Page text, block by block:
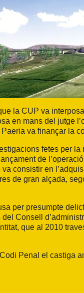
la CUP va
en mans del jutge
va finançar la
fetes per la
de
consistir en
de gran alçada,
per presumpte
Consell
que al 2010
Penal el castiga